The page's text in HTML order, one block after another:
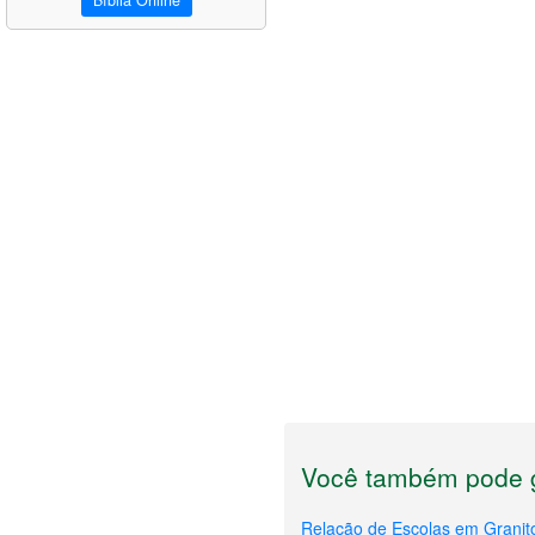
Você também pode
Relação de Escolas em